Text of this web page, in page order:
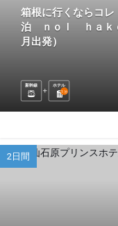
箱根に行くならコ
泊 ｎｏｌ ｈａｋ
月出発）
新幹線
ホテル
1 泊
2日間